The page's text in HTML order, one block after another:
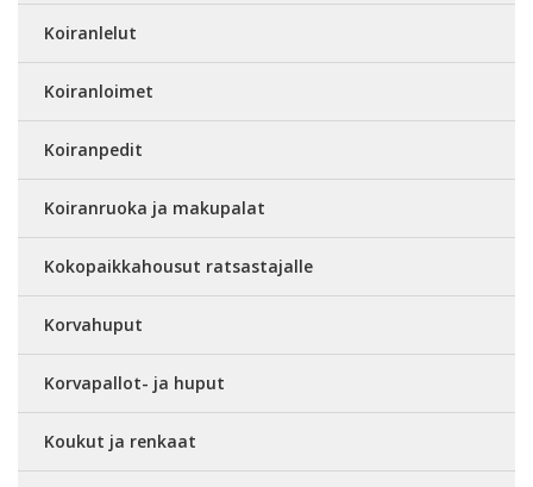
Koiranlelut
Koiranloimet
Koiranpedit
Koiranruoka ja makupalat
Kokopaikkahousut ratsastajalle
Korvahuput
Korvapallot- ja huput
Koukut ja renkaat